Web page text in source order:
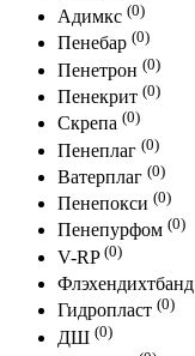
Адимкс (0)
Пенебар (0)
Пенетрон (0)
Пенекрит (0)
Скрепа (0)
Пенеплаг (0)
Ватерплаг (0)
Пенепокси (0)
Пенепурфом (0)
V-RP (0)
Флэхендихтбанд
Гидропласт (0)
ДШ (0)